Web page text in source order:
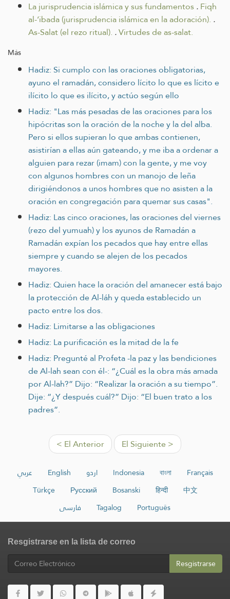
La jurisprudencia islámica y sus fundamentos.Fiqh
al-‘ibada (jurisprudencia islámica en la adoración). .
As-Salat (el rezo ritual). .Virtudes de as-salat.
Más
Hadiz: Si cumplo con las oraciones obligatorias,
ayuno el ramadán, considero lícito lo que es lícito e
ilícito lo que es ilícito, y actúo según ello
Hadiz: "Las más pesadas de las oraciones para los
hipócritas son la oración de la noche y la del alba.
Pero si ellos supieran lo que ambas contienen,
asistirían a ellas aún gateando, y me iba a ordenar a
alguien para rezar (imam) con la gente, y me voy
con algunos hombres con un manojo de leña
dirigiéndonos a unos hombres que no asisten a la
oración en congregación para quemar sus casas".
Hadiz: Las cinco oraciones, las oraciones del viernes
(rezo del yumuah) y los ayunos de Ramadán a
Ramadán expían los pecados que hay entre ellas
siempre y cuando se alejen de los pecados
mayores.
Hadiz: Quien hace la oración del amanecer está bajo
la protección de Al-láh y queda establecido un
pacto entre los dos.
Hadiz: Limitarse a las obligaciones
Hadiz: La purificación es la mitad de la fe
Hadiz: Pregunté al Profeta -la paz y las bendiciones
de Al-lah sean con él-: “¿Cuál es la obra más amada
por Al-lah?” Dijo: “Realizar la oración a su tiempo”.
Dije: “¿Y después cuál?” Dijo: “El buen trato a los
padres”.
< El Anterior El Siguiente >
عربي English اردو Indonesia বাংলা
Français
Türkçe
Русский Bosanski हिन्दी
中文
فارسی
Tagalog Português
Resgistrarse en la lista de correo
Resgistrarse